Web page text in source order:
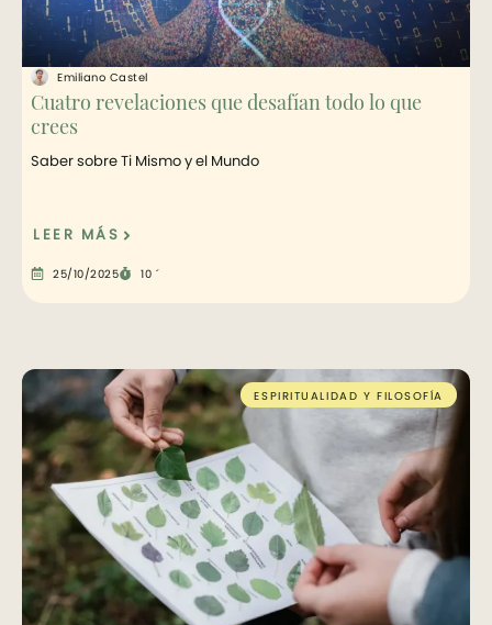
Emiliano Castel
Cuatro revelaciones que desafían todo lo que
crees
Saber sobre Ti Mismo y el Mundo
LEER MÁS
25/10/2025 10 ´
ESPIRITUALIDAD Y FILOSOFÍA